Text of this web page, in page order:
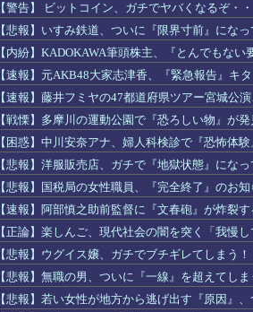
【警告】 ビットコイン、ガチでヤバくなるぞ・
【悲報】いすみ鉄道、ついに『限界寸前』になっ
【内紛】KADOKAWA筆頭株主、『とんでもない
【速報】元AKB48大家志津香、『緊急報告』キ
【速報】藤井フミヤの47都道府県ツアー宮城公
【戦慄】多摩川の運動公園で『恐ろしい物』が発
【困惑】中川安奈アナ、婦人科検診で『恐怖体
【悲報】洋服販売店、ガチで『地獄状態』にな
【悲報】国税局の女性職員、『完全終了』のお知
【速報】阿部慎之助前監督に『文春砲』が炸裂す
【正論】楽しんご、現代社会の闇を突く「我慢
【悲報】ウグイス嬢、ガチでブチギレてしまう！
【悲報】無職の男、ついに『一線』を超えてしま
【悲報】若い女性が地方から逃げ出す『原因』